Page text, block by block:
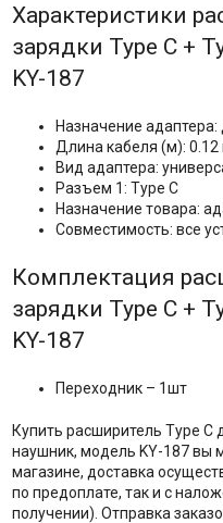
Характеристики
зарядки Type C +
KY-187
Назначение
Длина кабеля (м): 0.12
Вид адаптера:
Разъем 1: Type C
Назначение товара:
Совместимость: все
Комплектация
зарядки Type C +
KY-187
Переходник – 1шт
Купить расширитель Type C
наушник, модель KY-187 вы
магазине, доставка
по предоплате, так и с
получении). Отправка